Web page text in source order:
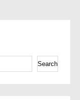
Search